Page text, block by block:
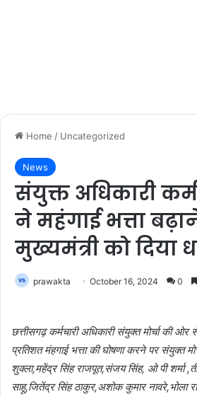
Home / Uncategorized
News
संयुक्त अधिकारी
ने महंगाई भत्ता
मुख्यमंत्री को दिया
prawakta October 16, 2024 0
छत्तीसगढ़ कर्मचारी अधिकारी संयुक्त मोर्चा की ओर
प्रतिशत मंहगाई भत्ता की घोषणा करने पर संयुक्त
शुक्ला,महेंद्र सिंह राजपूत,संजय सिंह, ओ पी शर्मा
साहू,जितेंद्र सिंह ठाकुर,अशोक कुमार नावरे,भोला